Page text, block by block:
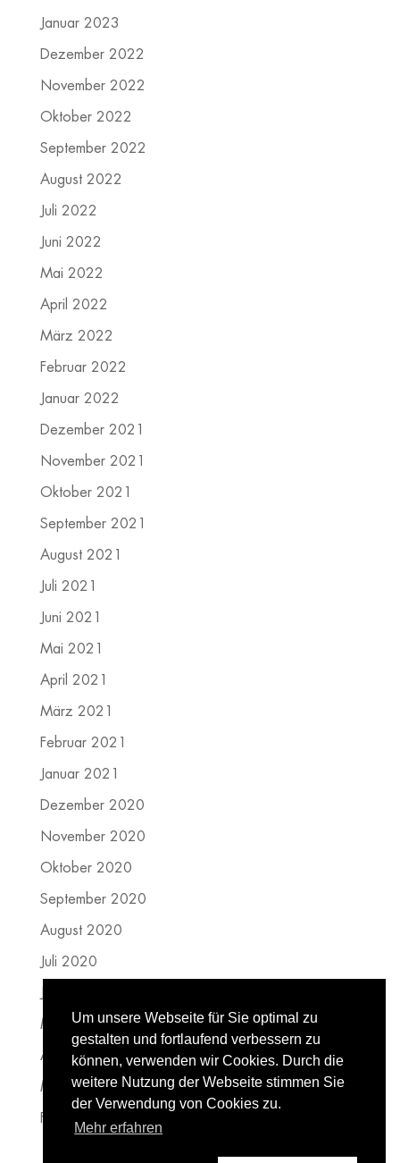
Januar 2023
Dezember 2022
November 2022
Oktober 2022
September 2022
August 2022
Juli 2022
Juni 2022
Mai 2022
April 2022
März 2022
Februar 2022
Januar 2022
Dezember 2021
November 2021
Oktober 2021
September 2021
August 2021
Juli 2021
Juni 2021
Mai 2021
April 2021
März 2021
Februar 2021
Januar 2021
Dezember 2020
November 2020
Oktober 2020
September 2020
August 2020
Juli 2020
Mai 2020
April 2020
März 2020
Februar 2020
Um unsere Webseite für Sie optimal zu
gestalten und fortlaufend verbessern zu
können, verwenden wir Cookies. Durch die
weitere Nutzung der Webseite stimmen Sie
der Verwendung von Cookies zu.
Mehr erfahren